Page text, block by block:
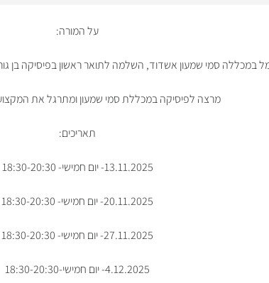
על המורה:
סמי שמעון אשדוד, השלמה לתואר ראשון בפיסיקה בן
מרצה לפיסיקה במכללת סמי שמעון ומתרגל את
תאריכים:
13.11.2025- יום חמישי- 18:30-20:30
20.11.2025- יום חמישי- 18:30-20:30
27.11.2025- יום חמישי- 18:30-20:30
4.12.2025- יום חמישי-18:30-20:30